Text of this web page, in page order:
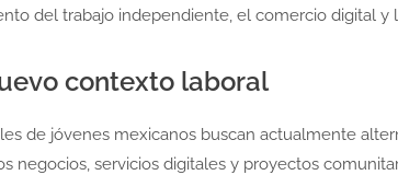
del trabajo independiente, el comercio digital y
contexto laboral
de jóvenes mexicanos buscan actualmente
negocios, servicios digitales y proyectos